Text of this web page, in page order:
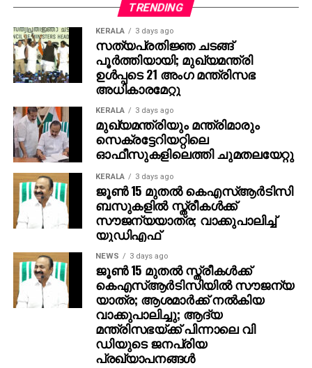
നാലാമതായി കെപിസിസി തലപ്പത്ത് നിന്ന് പേരാവൂര്‍
മണ്ഡലത്തിലെ നിയമസഭ സാമാജികനുമായ സണ്ണി
ജോസഫും മന്ത്രിയായി അധികാരമേറ്റു. പേരാവൂരില്‍
നിന്ന് നാലാം തവണയാണ് എംഎല്‍എയായി
തെരഞ്ഞെടുത്തു. കെ എസ് യുവിലൂടെയായിരുന്നു
സണ്ണി ജോസഫിന്റെ രാഷ്ട്രീയ പ്രവേശനം.
തുടര്‍ന്ന് മുന്‍ മുഖ്യമന്ത്രി കെ. കരുണാകരന്റെ മകനും
കോണ്‍ഗ്രസ് നേതാവുമായ കെ. മുരളീധരന്‍
സത്യപ്രതിജ്ഞ ചെയ്ത് അധികാരമേറ്റു.
ഇംഗ്ലീഷിലാണ് വട്ടിയൂര്‍ക്കാവ് മണ്ഡലത്തിലെ
പ്രതിനിധിയായ കെ. മുരളീധരന്‍ അധികാരമേറ്റത്. 14
തെരഞ്ഞെടുപ്പുകള്‍ നേരിട്ട നേതാവാണ് ഇദ്ദേഹം.
മുരളീധരന്‍ മന്ത്രിയാകുന്നത് ഇത് രണ്ടാം
തവണയാണ്.കേരള കോണ്‍ഗ്രസ് ജോസഫ്
വിഭാഗത്തിന്റെ നേതാവായ മോന്‍സ് ജോസഫ്
സത്യവാചകം ചൊല്ലി അധികാരമേറ്റു.
മോന്‍സ്‌കടുത്തുരുത്തി പ്രതിനിധിയായിട്ടാണ്
മന്ത്രിസഭയിലേക്ക് എത്തുന്നത്. ആറ് തവണ
സഭയിലേക്ക് ഇദ്ദേഹം ജയിച്ച് കയറിയിട്ടുള്ളത്.പി ജെ
ജോസഫിന്റെ വിശ്വസ്തനാണ് മോന്‍സ്
TRENDING
KERALA 3 days ago
സത്യപ്രതിജ്ഞ ചടങ്ങ്
പൂര്‍ത്തിയായി; മുഖ്യമന്ത്രി
ഉള്‍പ്പടെ 21 അംഗ മന്ത്രിസഭ
അധികാരമേറ്റു
KERALA 3 days ago
മുഖ്യമന്ത്രിയും മന്ത്രിമാരും
സെക്രട്ടേറിയറ്റിലെ
ഓഫീസുകളിലെത്തി ചുമതലയേറ്റു
KERALA 3 days ago
ജൂണ്‍ 15 മുതല്‍ കെഎസ്ആര്‍ടിസി
ബസുകളില്‍ സ്ത്രീകള്‍ക്ക്
സൗജന്യയാത്ര; വാക്കുപാലിച്ച്
യുഡിഎഫ്
NEWS 3 days ago
ജൂണ്‍ 15 മുതല്‍ സ്ത്രീകള്‍ക്ക്
കെഎസ്ആര്‍ടിസിയില്‍ സൗജന്യ
യാത്ര; ആശമാര്‍ക്ക് നല്‍കിയ
വാക്കുപാലിച്ചു; ആദ്യ
മന്ത്രിസഭയ്ക്ക് പിന്നാലെ വി
ഡിയുടെ ജനപ്രിയ
പ്രഖ്യാപനങ്ങള്‍